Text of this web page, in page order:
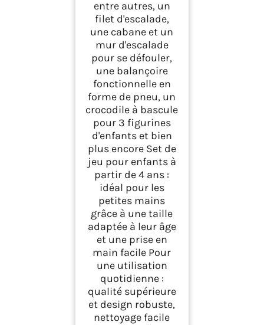
entre autres, un
filet d'escalade,
une cabane et un
mur d'escalade
pour se défouler,
une balançoire
fonctionnelle en
forme de pneu, un
crocodile à bascule
pour 3 figurines
d'enfants et bien
plus encore Set de
jeu pour enfants à
partir de 4 ans :
idéal pour les
petites mains
grâce à une taille
adaptée à leur âge
et une prise en
main facile Pour
une utilisation
quotidienne :
qualité supérieure
et design robuste,
nettoyage facile